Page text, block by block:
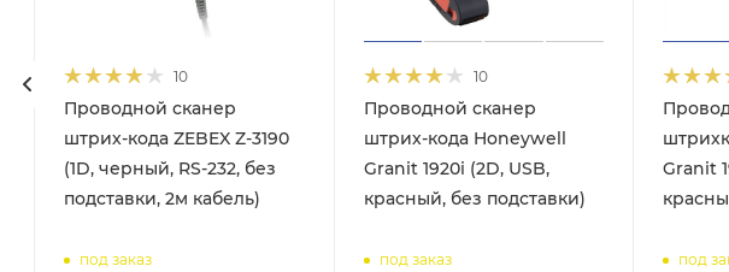
10
Проводной сканер
штрих-кода ZEBEX Z-3190
(1D, черный, RS-232, без
подставки, 2м кабель)
под заказ
10
Проводной сканер
штрих-кода Honeywell
Granit 1920i (2D, USB,
красный, без подставки)
под заказ
Granit
под